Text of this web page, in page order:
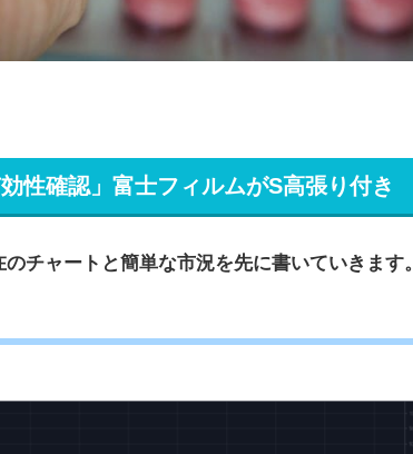
確認」富士フィルムがS高張り付き
チャートと簡単な市況を先に書いていきます。